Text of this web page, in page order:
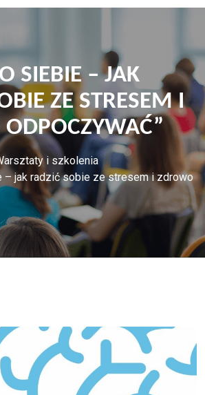
SIEBIE – JAK
ZE STRESEM I
i szkolenia
– jak radzić sobie ze stresem i zdrowo